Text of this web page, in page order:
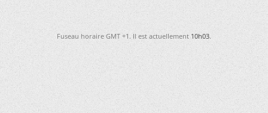
Fuseau horaire GMT +1. Il est actuellement10h03.